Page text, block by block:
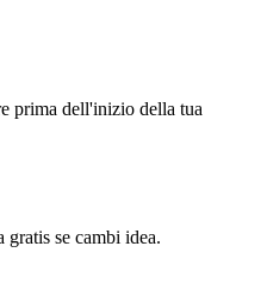
prima dell'inizio della tua
gratis se cambi idea.